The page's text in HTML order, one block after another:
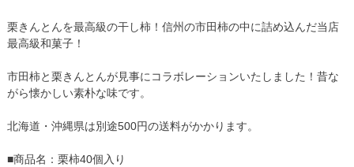
栗きんとんを最高級の干し柿！信州の市田柿の中に詰め込んだ当店
最高級和菓子！
市田柿と栗きんとんが見事にコラボレーションいたしました！昔な
がら懐かしい素朴な味です。
北海道・沖縄県は別途500円の送料がかかります。
■商品名：栗柿40個入り